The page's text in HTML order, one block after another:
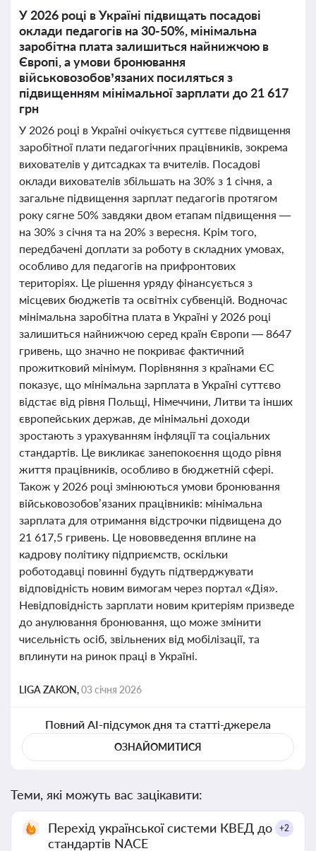
У 2026 році в Україні підвищать посадові
оклади педагогів на 30-50%, мінімальна
заробітна плата залишиться найнижчою в
Європі, а умови бронювання
військовозобов’язаних посиляться з
підвищенням мінімальної зарплати до 21 617
грн
У 2026 році в Україні очікується суттєве підвищення
заробітної плати педагогічних працівників, зокрема
вихователів у дитсадках та вчителів. Посадові
оклади вихователів збільшать на 30% з 1 січня, а
загальне підвищення зарплат педагогів протягом
року сягне 50% завдяки двом етапам підвищення —
на 30% з січня та на 20% з вересня. Крім того,
передбачені доплати за роботу в складних умовах,
особливо для педагогів на прифронтових
територіях. Це рішення уряду фінансується з
місцевих бюджетів та освітніх субвенцій. Водночас
мінімальна заробітна плата в Україні у 2026 році
залишиться найнижчою серед країн Європи — 8647
гривень, що значно не покриває фактичний
прожитковий мінімум. Порівняння з країнами ЄС
показує, що мінімальна зарплата в Україні суттєво
відстає від рівня Польщі, Німеччини, Литви та інших
європейських держав, де мінімальні доходи
зростають з урахуванням інфляції та соціальних
стандартів. Це викликає занепокоєння щодо рівня
життя працівників, особливо в бюджетній сфері.
Також у 2026 році змінюються умови бронювання
військовозобов’язаних працівників: мінімальна
зарплата для отримання відстрочки підвищена до
21 617,5 гривень. Це нововведення вплине на
кадрову політику підприємств, оскільки
роботодавці повинні будуть підтверджувати
відповідність новим вимогам через портал «Дія».
Невідповідність зарплати новим критеріям призведе
до анулювання бронювання, що може змінити
чисельність осіб, звільнених від мобілізації, та
вплинути на ринок праці в Україні.
LIGA ZAKON,03 січня 2026
Повний AI-підсумок дня та статті-джерела
ОЗНАЙОМИТИСЯ
Теми, які можуть вас зацікавити:
Перехід української системи КВЕД до
стандартів NACE
+2